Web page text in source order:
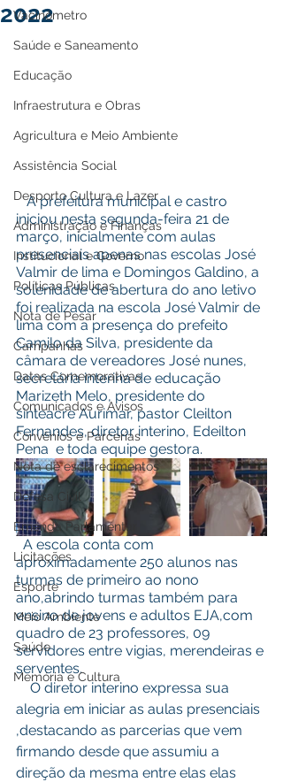
Vacinômetro
Saúde e Saneamento
Educação
Infraestrutura e Obras
Agricultura e Meio Ambiente
Assistência Social
Desporto Cultura e Lazer
Administração e Finanças
Institucional e Governo
Políticas Públicas
Nota de Pesar
Campanhas
Datas Comemorativas
Comunicados e Avisos
Convênios e Parcerias
Nota de esclarecimentos
Defesa Civil
Emenda Parlamentar
Licitações
Esporte
Meio Ambiente
Saúde
Memória e Cultura
2022
   A prefeitura municipal e castro
iniciou nesta segunda-feira 21 de
março, inicialmente com aulas
presenciais apenas nas escolas José
Valmir de lima e Domingos Galdino, a
solenidade de abertura do ano letivo
foi realizada na escola José Valmir de
lima com a presença do prefeito
Camilo da Silva, presidente da
câmara de vereadores José nunes,
secretária interina de educação
Marizeth Melo, presidente do
sinteacre Aurimar, pastor Cleilton
Fernandes, diretor interino, Edeilton
Pena  e toda equipe gestora.
aproximadamente 250 alunos nas
turmas de primeiro ao nono
ano,abrindo turmas também para
ensino de jovens e adultos EJA,com
quadro de 23 professores, 09
servidores entre vigias, merendeiras e
serventes.
alegria em iniciar as aulas presenciais
,destacando as parcerias que vem
firmando desde que assumiu a
direção da mesma entre elas elas